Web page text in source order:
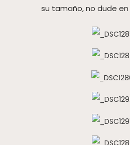
su tamaño, no dude